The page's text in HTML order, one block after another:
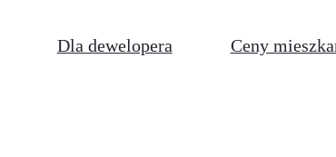
Dla dewelopera Ceny